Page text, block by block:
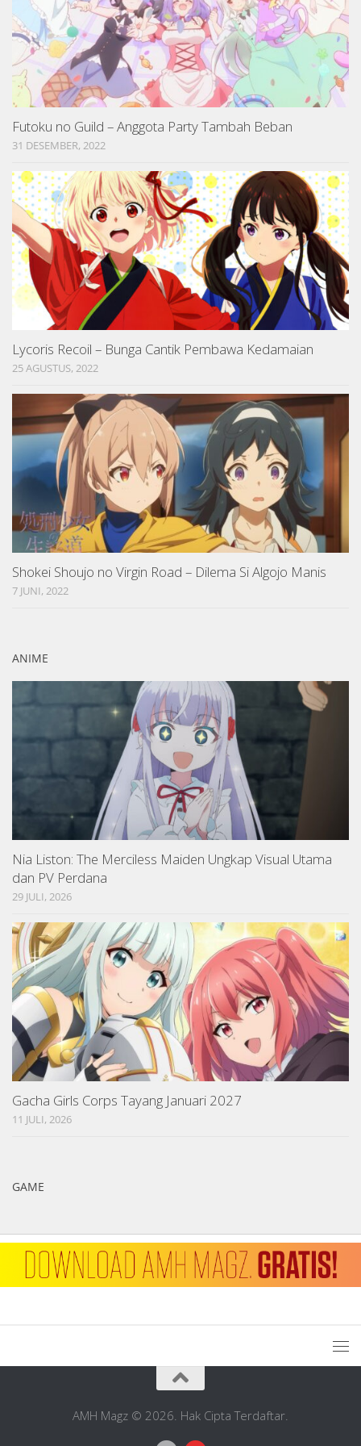
Futoku no Guild – Anggota Party Tambah Beban
31 DESEMBER, 2022
Lycoris Recoil – Bunga Cantik Pembawa Kedamaian
25 AGUSTUS, 2022
Shokei Shoujo no Virgin Road – Dilema Si Algojo Manis
7 JUNI, 2022
ANIME
Nia Liston: The Merciless Maiden Ungkap Visual Utama
dan PV Perdana
29 JULI, 2026
Gacha Girls Corps Tayang Januari 2027
11 JULI, 2026
GAME
AMH Magz © 2026. Hak Cipta Terdaftar.